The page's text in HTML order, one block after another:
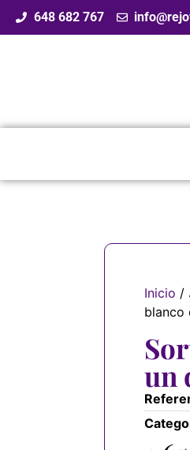
648 682 767
Inicio /
blanco
un